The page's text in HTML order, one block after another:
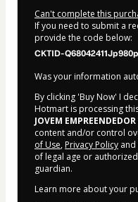
Can't complete this
If you need to submit a
provide the code below:
CKTID-
Was your information
By clicking 'Buy Now' I
Hotmart is processing
JOVEM EMPREENDEDOR
content and/or control
of Use, Privacy Policy and
of legal age or
guardian.
Learn more about your